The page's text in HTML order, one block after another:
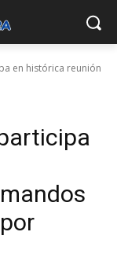
en histórica reunión